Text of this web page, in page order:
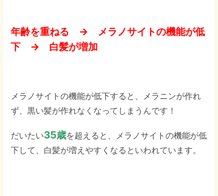
年齢を重ねる → メラノサイトの機能が低
下 → 白髪が増加
メラノサイトの機能が低下すると、メラニンが作れ
ず、黒い髪が作れなくなってしまうんです！
だいたい35歳を超えると、メラノサイトの機能が低
下して、白髪が増えやすくなるといわれています。